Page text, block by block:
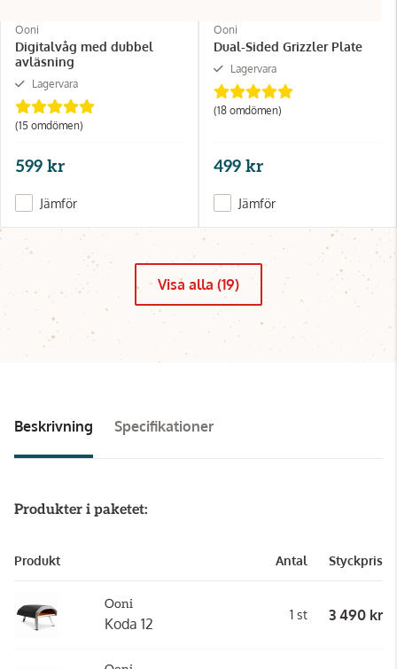
Ooni
Digitalvåg med dubbel
avläsning
Lagervara
(15 omdömen)
599 kr
Jämför
Ooni
Dual-Sided Grizzler Plate
Lagervara
(18 omdömen)
499 kr
Jämför
Visa alla (19)
Beskrivning Specifikationer
Produkter i paketet:
Produkt Antal Styckpris
Ooni
Koda 12
1 st 3 490 kr